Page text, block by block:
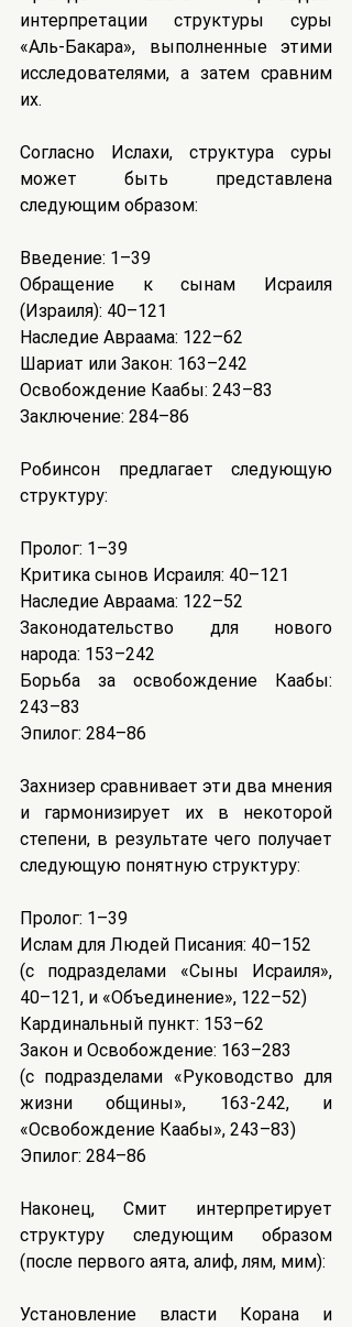
интерпретации структуры суры
«Аль-Бакара», выполненные этими
исследователями, а затем сравним
их.
Согласно Ислахи, структура суры
может быть представлена
следующим образом:
Введение: 1–39
Обращение к сынам Исраиля
(Израиля): 40–121
Наследие Авраама: 122–62
Шариат или Закон: 163–242
Освобождение Каабы: 243–83
Заключение: 284–86
Робинсон предлагает следующую
структуру:
Пролог: 1–39
Критика сынов Исраиля: 40–121
Наследие Авраама: 122–52
Законодательство для нового
народа: 153–242
Борьба за освобождение Каабы:
243–83
Эпилог: 284–86
Захнизер сравнивает эти два мнения
и гармонизирует их в некоторой
степени, в результате чего получает
следующую понятную структуру:
Пролог: 1–39
Ислам для Людей Писания: 40–152
(с подразделами «Сыны Исраиля»,
40–121, и «Объединение», 122–52)
Кардинальный пункт: 153–62
Закон и Освобождение: 163–283
(с подразделами «Руководство для
жизни общины», 163-242, и
«Освобождение Каабы», 243–83)
Эпилог: 284–86
Наконец, Смит интерпретирует
структуру следующим образом
(после первого аята, алиф, лям, мим):
Установление власти Корана и